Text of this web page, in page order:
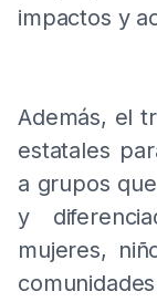
impactos y
Además, el
estatales
a grupos
y
mujeres,